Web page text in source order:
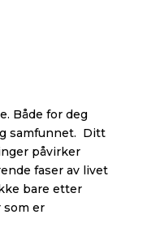
Både for deg
samfunnet. Ditt
påvirker
faser av livet
bare etter
som er